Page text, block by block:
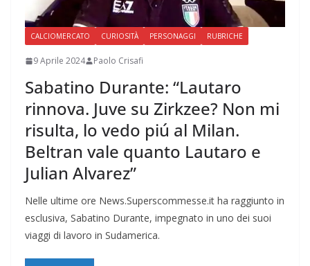
CALCIOMERCATO CURIOSITÀ PERSONAGGI RUBRICHE
9 Aprile 2024 Paolo Crisafi
Sabatino Durante: “Lautaro
rinnova. Juve su Zirkzee? Non mi
risulta, lo vedo piú al Milan.
Beltran vale quanto Lautaro e
Julian Alvarez”
Nelle ultime ore News.Superscommesse.it ha raggiunto in
esclusiva, Sabatino Durante, impegnato in uno dei suoi
viaggi di lavoro in Sudamerica.